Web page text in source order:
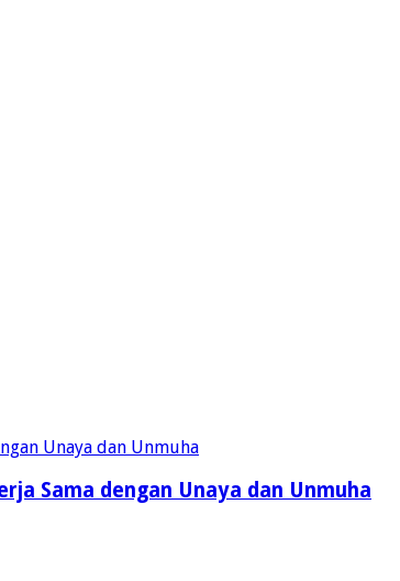
Sama dengan Unaya dan Unmuha